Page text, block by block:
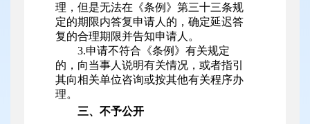
理，但是无法在《条例》第三十三条规
定的期限内答复申请人的，确定延迟答
复的合理期限并告知申请人。
3.申请不符合《条例》有关规定
的，向当事人说明有关情况，或者指引
其向相关单位咨询或按其他有关程序办
理。
三、不予公开